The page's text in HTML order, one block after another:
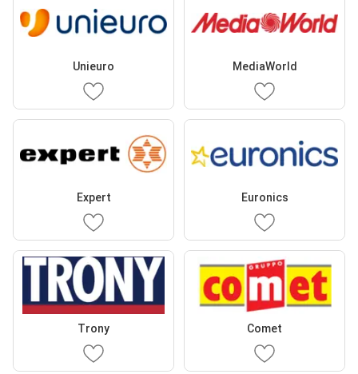
Unieuro MediaWorld
Expert Euronics
Trony Comet